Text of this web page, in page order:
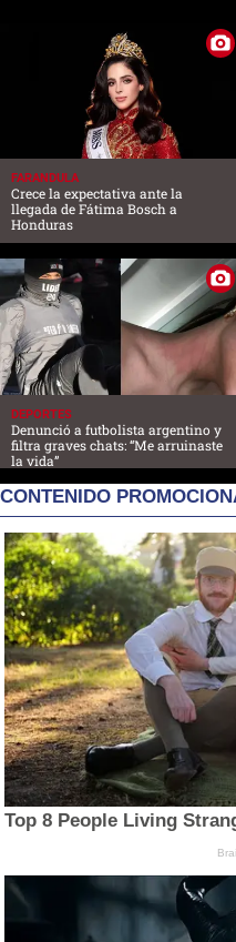
FARANDULA
Crece la expectativa ante la
llegada de Fátima Bosch a
Honduras
DEPORTES
Denunció a futbolista argentino y
filtra graves chats: “Me arruinaste
la vida”
CONTENIDO
Top 8 People Living